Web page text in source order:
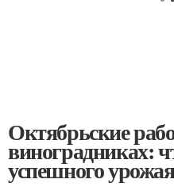
Октябрьские
виноградниках:
успешного урожая